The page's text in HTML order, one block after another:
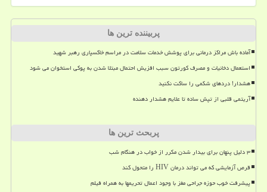
پربیننده ترین ها
آماده باش مراکز درمانی برای پوشش خدمات سلامت در مراسم خاکسپاری رهبر شهید
استعمال دخانیات و مصرف کورتون سبب افزیش احتمال مبتلا شدن به پوکی استخوان می شود
هشدار! دردهای شکمی را ساکت نکنید
آریتمی قلبی از تپش ساده تا علایم هشدار دهنده
پربحث ترین ها
۳ دلیل پنهان برای بیدار شدن مکرر از خواب در هنگام شب
قرص آزمایشی که می تواند درمان HIV را متحول کند
پیشرفت خوب حوزه جراحی مغز با وجود اعمال تحریمها به همراه فیلم